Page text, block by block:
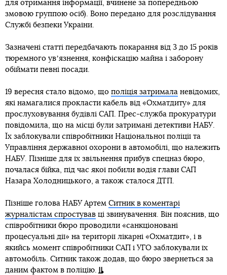
для отримання інформації, вчинене за попередньою
змовою группою осіб). Воно передано для розслідування
Службі безпеки України.
Зазначені статті передбачають покарання від 3 до 15 років
тюремного увʼязнення, конфіскацію майна і заборону
обіймати певні посади.
19 вересня стало відомо, що поліція затримала невідомих,
які намагалися прокласти кабель від «Охматдиту» для
прослуховування будівлі САП. Прес-служба прокуратури
повідомила, що на місці були затримані детективи НАБУ.
Їх заблокували співробітники Національної поліції та
Управління державної охорони в автомобілі, що належить
НАБУ. Пізніше для їх звільнення прибув спецназ бюро,
почалася бійка, під час якої побили водія глави САП
Назара Холодницького, а також сталося ДТП.
Пізніше голова НАБУ Артем Ситник в коментарі
журналістам спростував ці звинувачення. Він пояснив, що
співробітники бюро проводили «санкціоновані
процесуальні дії» на території лікарні «Охматдит», і в
якийсь момент співробітники САП і УГО заблокували їх
автомобіль. Ситник також додав, що бюро звернеться за
даним фактом в поліцію.